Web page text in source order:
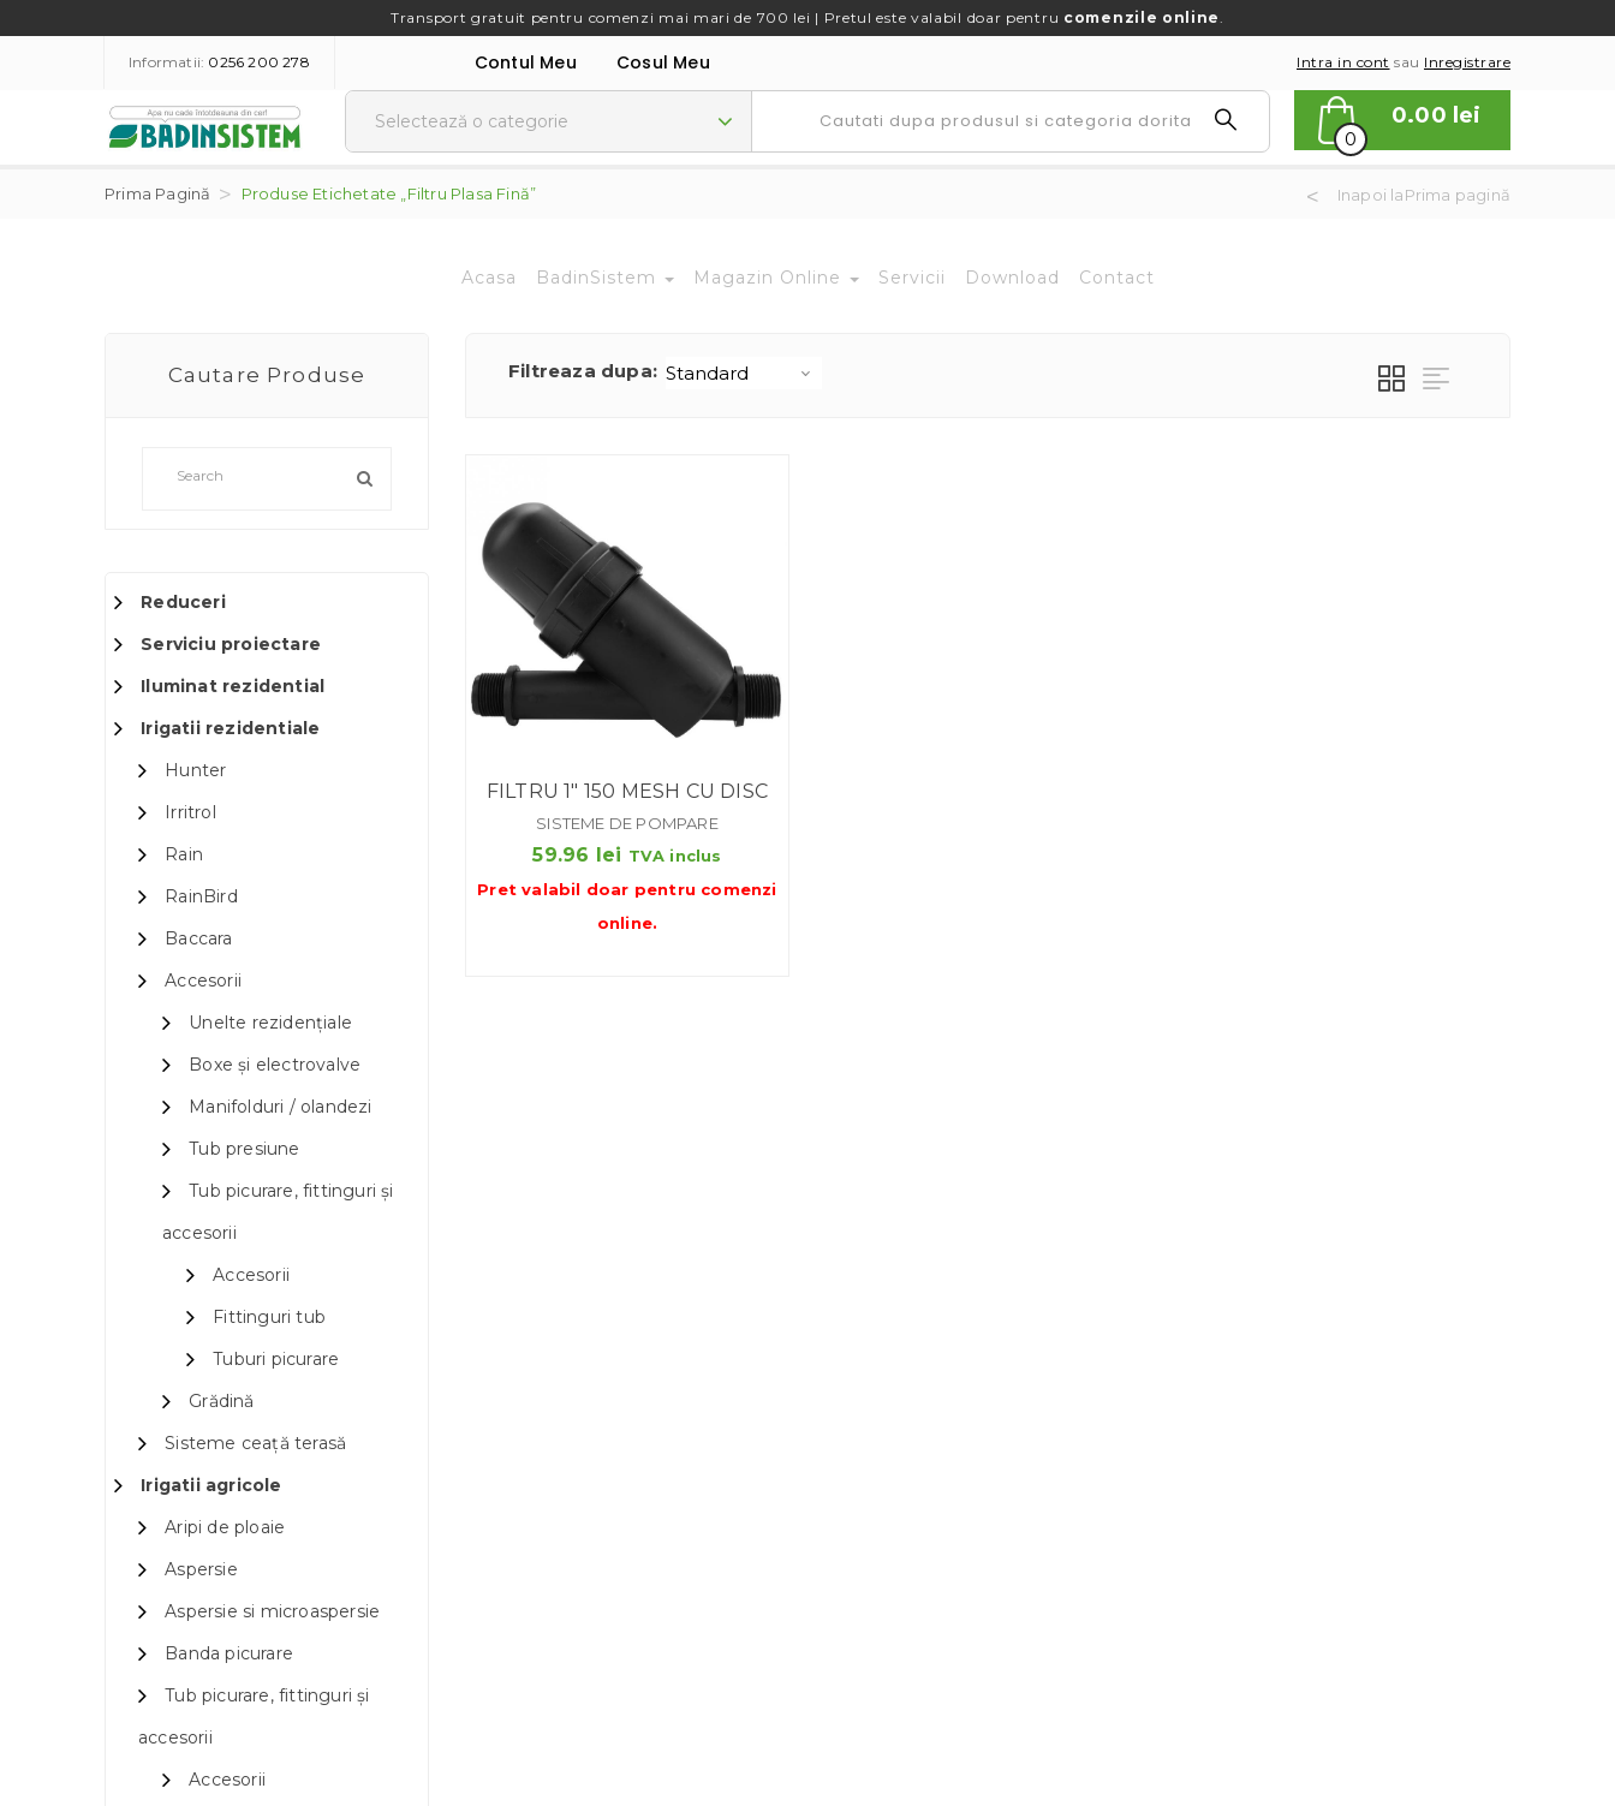
Transport gratuit pentru comenzi mai mari de 700 lei | Pretul este valabil doar pentru comenzile online.
Informatii: 0256 200 278 Contul Meu Cosul Meu Intra in cont sau Inregistrare
0
0.00 lei
Prima Pagină Produse Etichetate „filtru Plasa Fină” Inapoi laPrima pagină
Acasa BadinSistem Magazin Online Servicii Download Contact
Cautare Produse
Reduceri
Serviciu proiectare
Iluminat rezidential
Irigatii rezidentiale
Hunter
Irritrol
Rain
RainBird
Baccara
Accesorii
Unelte rezidențiale
Boxe și electrovalve
Manifolduri / olandezi
Tub presiune
Tub picurare, fittinguri și
accesorii
Accesorii
Fittinguri tub
Tuburi picurare
Grădină
Sisteme ceață terasă
Irigatii agricole
Aripi de ploaie
Aspersie
Aspersie si microaspersie
Banda picurare
Tub picurare, fittinguri și
accesorii
Accesorii
Filtreaza dupa:
FILTRU 1″ 150 MESH CU DISC
SISTEME DE POMPARE
59.96 lei TVA inclus
Pret valabil doar pentru comenzi
online.